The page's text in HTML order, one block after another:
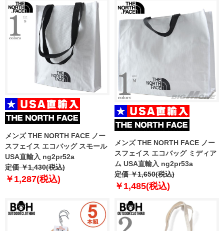
メンズ THE NORTH FACE ノー
スフェイス エコバッグ スモール
USA直輸入 ng2pr52a
定価 ￥1,430(税込)
￥1,287(税込)
メンズ THE NORTH FACE ノー
スフェイス エコバッグ ミディア
ム USA直輸入 ng2pr53a
定価 ￥1,650(税込)
￥1,485(税込)